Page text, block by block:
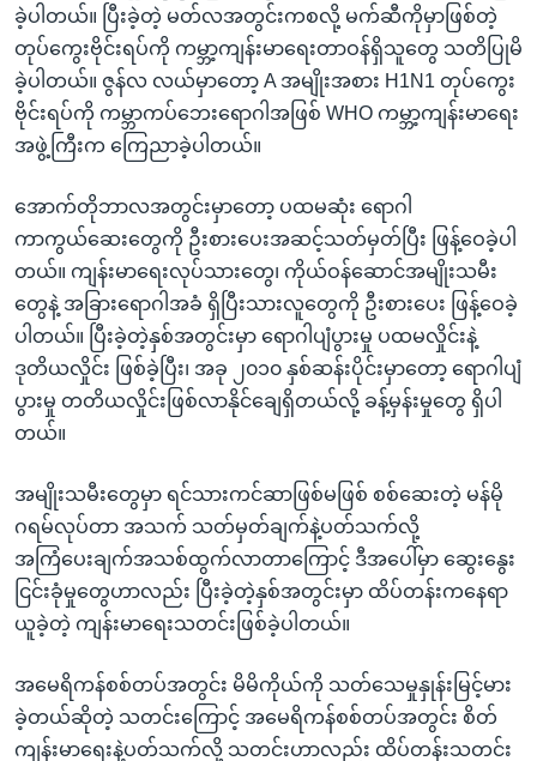
ကျော်
ကြည့်
ရန်
ပင်မ
အ
စာမျက်နှာ
သို့
ကျော်
ကြည့်
ရန်
ရှာဖွေ
ရန်
နေရာ
ကျော်
ရန်
အမေရိကန်သုံးအီဒီယံ
မကြေးမုံရဲ့ အင်္ဂလိပ်စာ
ရုပ်ရှင်ထဲက အင်္ဂလိပ်စာ
သုတပဒေသာ အင်္ဂလိပ်စာ
အပတ်စဉ်ကဏ္ဍများ
ရေဒီယို
တီဗွီ
ရေဒီယိုနှင့်ရုပ်သံ အချက်အလက်များ
ရေဒီယို/တီဗွီအစီအစဉ်
ဗွီအိုအေ လူမှုကွန်ယက်များ
ဘာသာစကားများ
ခဲ့ပါတယ်။ ပြီးခဲ့တဲ့ မတ်လအတွင်းကစလို့ မက်ဆီကိုမှာဖြစ်တဲ့
တုပ်ကွေးဗိုင်းရပ်ကို ကမ္ဘာ့ကျန်းမာရေးတာဝန်ရှိသူတွေ သတိပြုမိ
ခဲ့ပါတယ်။ ဇွန်လ လယ်မှာတော့ A အမျိုးအစား H1N1 တုပ်ကွေး
ဗိုင်းရပ်ကို ကမ္ဘာကပ်ဘေးရောဂါအဖြစ် WHO ကမ္ဘာ့ကျန်းမာရေး
အဖွဲ့ကြီးက ကြေညာခဲ့ပါတယ်။
အောက်တိုဘာလအတွင်းမှာတော့ ပထမဆုံး ရောဂါ
ကာကွယ်ဆေးတွေကို ဦးစားပေးအဆင့်သတ်မှတ်ပြီး ဖြန့်ဝေခဲ့ပါ
တယ်။ ကျန်းမာရေးလုပ်သားတွေ၊ ကိုယ်ဝန်ဆောင်အမျိုးသမီး
တွေနဲ့ အခြားရောဂါအခံ ရှိပြီးသားလူတွေကို ဦးစားပေး ဖြန့်ဝေခဲ့
ပါတယ်။ ပြီးခဲ့တဲ့နှစ်အတွင်းမှာ ရောဂါပျံပွားမှု ပထမလှိုင်းနဲ့
ဒုတိယလှိုင်း ဖြစ်ခဲ့ပြီး၊ အခု ၂၀၁၀ နှစ်ဆန်းပိုင်းမှာတော့ ရောဂါပျံ
ပွားမှု တတိယလှိုင်းဖြစ်လာနိုင်ချေရှိတယ်လို့ ခန့်မှန်းမှုတွေ ရှိပါ
တယ်။
အမျိုးသမီးတွေမှာ ရင်သားကင်ဆာဖြစ်မဖြစ် စစ်ဆေးတဲ့ မန်မို
ဂရမ်လုပ်တာ အသက် သတ်မှတ်ချက်နဲ့ပတ်သက်လို့
အကြံပေးချက်အသစ်ထွက်လာတာကြောင့် ဒီအပေါ်မှာ ဆွေးနွေး
ငြင်းခုံမှုတွေဟာလည်း ပြီးခဲ့တဲ့နှစ်အတွင်းမှာ ထိပ်တန်းကနေရာ
ယူခဲ့တဲ့ ကျန်းမာရေးသတင်းဖြစ်ခဲ့ပါတယ်။
အမေရိကန်စစ်တပ်အတွင်း မိမိကိုယ်ကို သတ်သေမှုနှုန်းမြင့်မား
ခဲ့တယ်ဆိုတဲ့ သတင်းကြောင့် အမေရိကန်စစ်တပ်အတွင်း စိတ်
ကျန်းမာရေးနဲ့ပတ်သက်လို့ သတင်းဟာလည်း ထိပ်တန်းသတင်း